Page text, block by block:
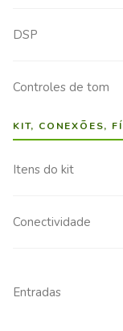
DSP
Controles de tom
KIT, CONEXÕES,
Itens do kit
Conectividade
Entradas